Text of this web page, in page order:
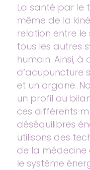
La santé par le
même de la
relation entre
tous les autres
humain. Ainsi,
d’acupuncture
et un organe.
un profil ou
ces différents
déséquilibres
utilisons des
de la médecine
le système